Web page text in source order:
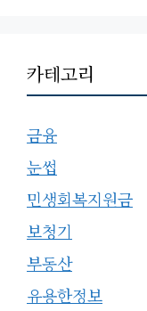
카테고리
금융
눈썹
민생회복지원금
보청기
부동산
유용한정보